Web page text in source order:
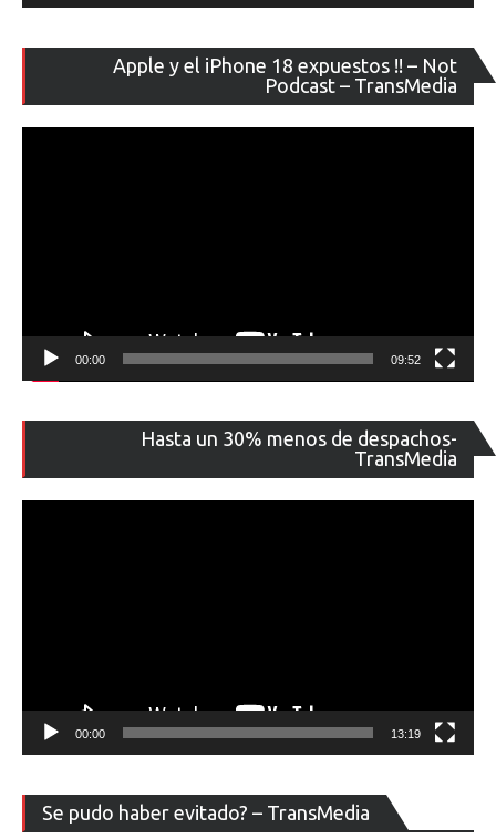
Apple y el iPhone 18 expuestos !! – Not
Podcast – TransMedia
de
00:00 09:52
Hasta un 30% menos de despachos-
TransMedia
de
00:00 13:19
Se pudo haber evitado? – TransMedia
de